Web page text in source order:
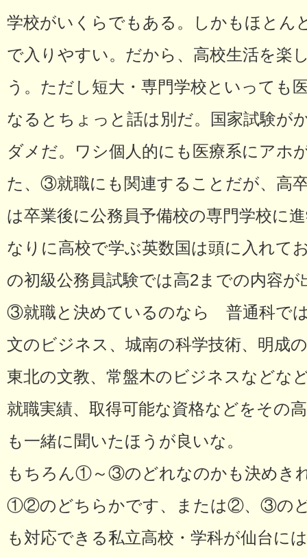
学校がいくらでもある。しかもほとん
で入りやすい。だから、高校生活を楽
う。ただし短大・専門学校といっても
なるとちょっと話は別だ。国家試験が
ダメだ。ワシ個人的にも医療系にアホ
た、③就職にも関連することだが、高
は卒業後に公務員予備校の専門学校に
なりに高校で学ぶ英数国は頭に入れて
の初級公務員試験では高2までの内容
③就職と決めているのなら 普通科で
文のビジネス、城南の科学技術、明成
東北の文教、常盤木のビジネスなどな
就職実績、取得可能な資格などをその
も一緒に聞いたほうが良いな。
もちろん①～③のどれなのかも決めき
①②のどちらかです、または②、③の
も対応できる私立高校・学科が仙台に